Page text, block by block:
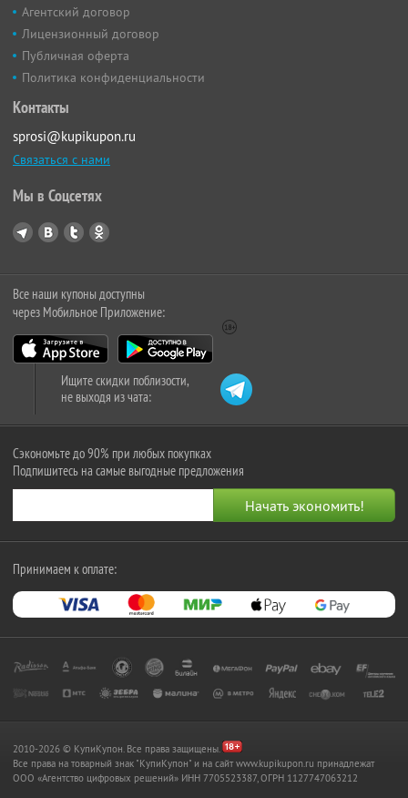
Агентский договор
Лицензионный договор
Публичная оферта
Политика конфиденциальности
Контакты
sprosi@kupikupon.ru
Связаться с нами
Мы в Соцсетях
Все наши купоны доступны
через Мобильное Приложение:
Ищите скидки поблизости,
не выходя из чата:
Сэкономьте до 90% при любых покупках
Подпишитесь на самые выгодные предложения
Принимаем к оплате:
2010-2026 © КупиКупон. Все права защищены.
Все права на товарный знак "КупиКупон" и на сайт www.kupikupon.ru принадлежат
OOO «Агентство цифровых решений» ИНН 7705523387, ОГРН 1127747063212